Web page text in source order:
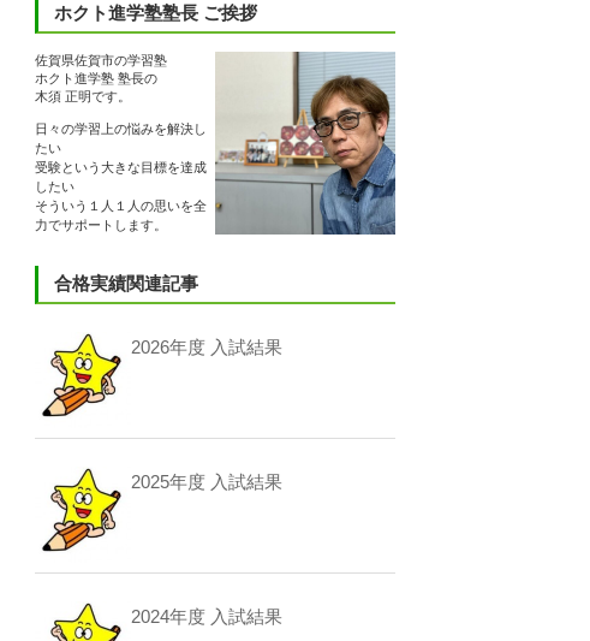
ホクト進学塾塾長 ご挨拶
佐賀県佐賀市の学習塾
ホクト進学塾 塾長の
木須 正明です。
日々の学習上の悩みを解決し
たい
受験という大きな目標を達成
したい
そういう１人１人の思いを全
力でサポートします。
合格実績関連記事
2026年度 入試結果
2025年度 入試結果
2024年度 入試結果